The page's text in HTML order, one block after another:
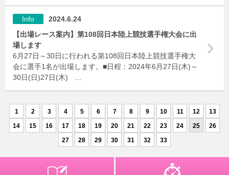
Info
2024.6.24
【出場レース案内】第108回日本陸上競技選手権大会に出
場します
6月27日～30日に行われる第108回日本陸上競技選手権大
会に選手1名が出場します。■日程：2024年6月27日(木)～
30日(日)27日(木) ...
1 2 3 4 5 6 7 8 9 10 11 12
13
14
15 16 17 18 19 20 21 22 23 24 25
26
27
28 29 30 31 32 33